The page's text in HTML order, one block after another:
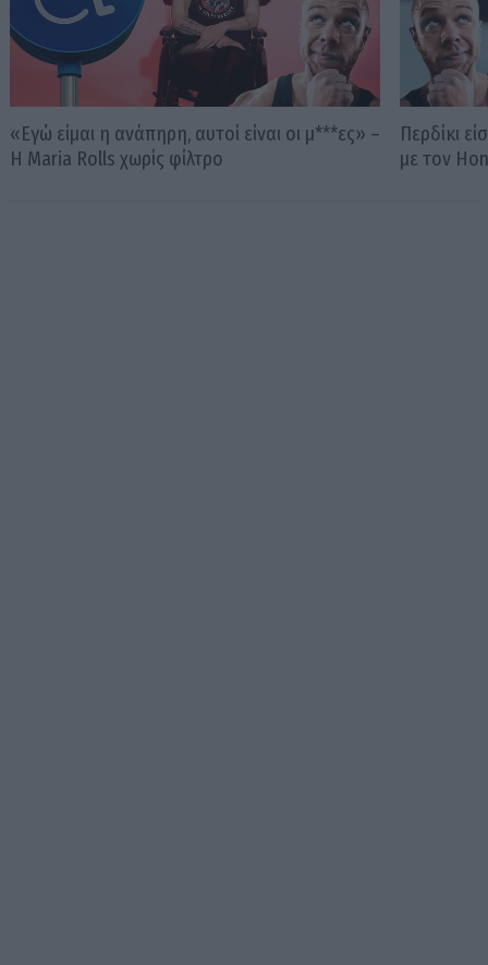
«Εγώ είμαι η ανάπηρη, αυτοί είναι οι μ***ες» –
Η Maria Rolls χωρίς φίλτρο
Περδίκι
με τον